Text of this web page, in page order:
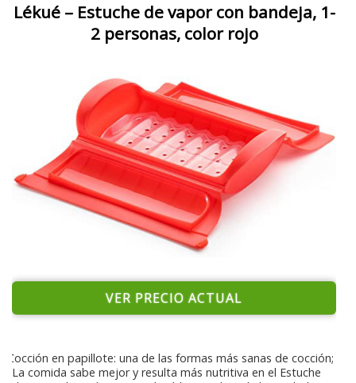
Lékué – Estuche de vapor con bandeja, 1-
2 personas, color rojo
VER PRECIO ACTUAL
Cocción en papillote: una de las formas más sanas de cocción;
La comida sabe mejor y resulta más nutritiva en el Estuche